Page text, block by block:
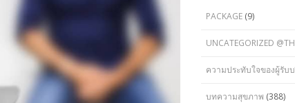
PACKAGE (9)
UNCATEGORIZED @TH
ความประทับใจของผู้รับ
บทความสุขภาพ (388)